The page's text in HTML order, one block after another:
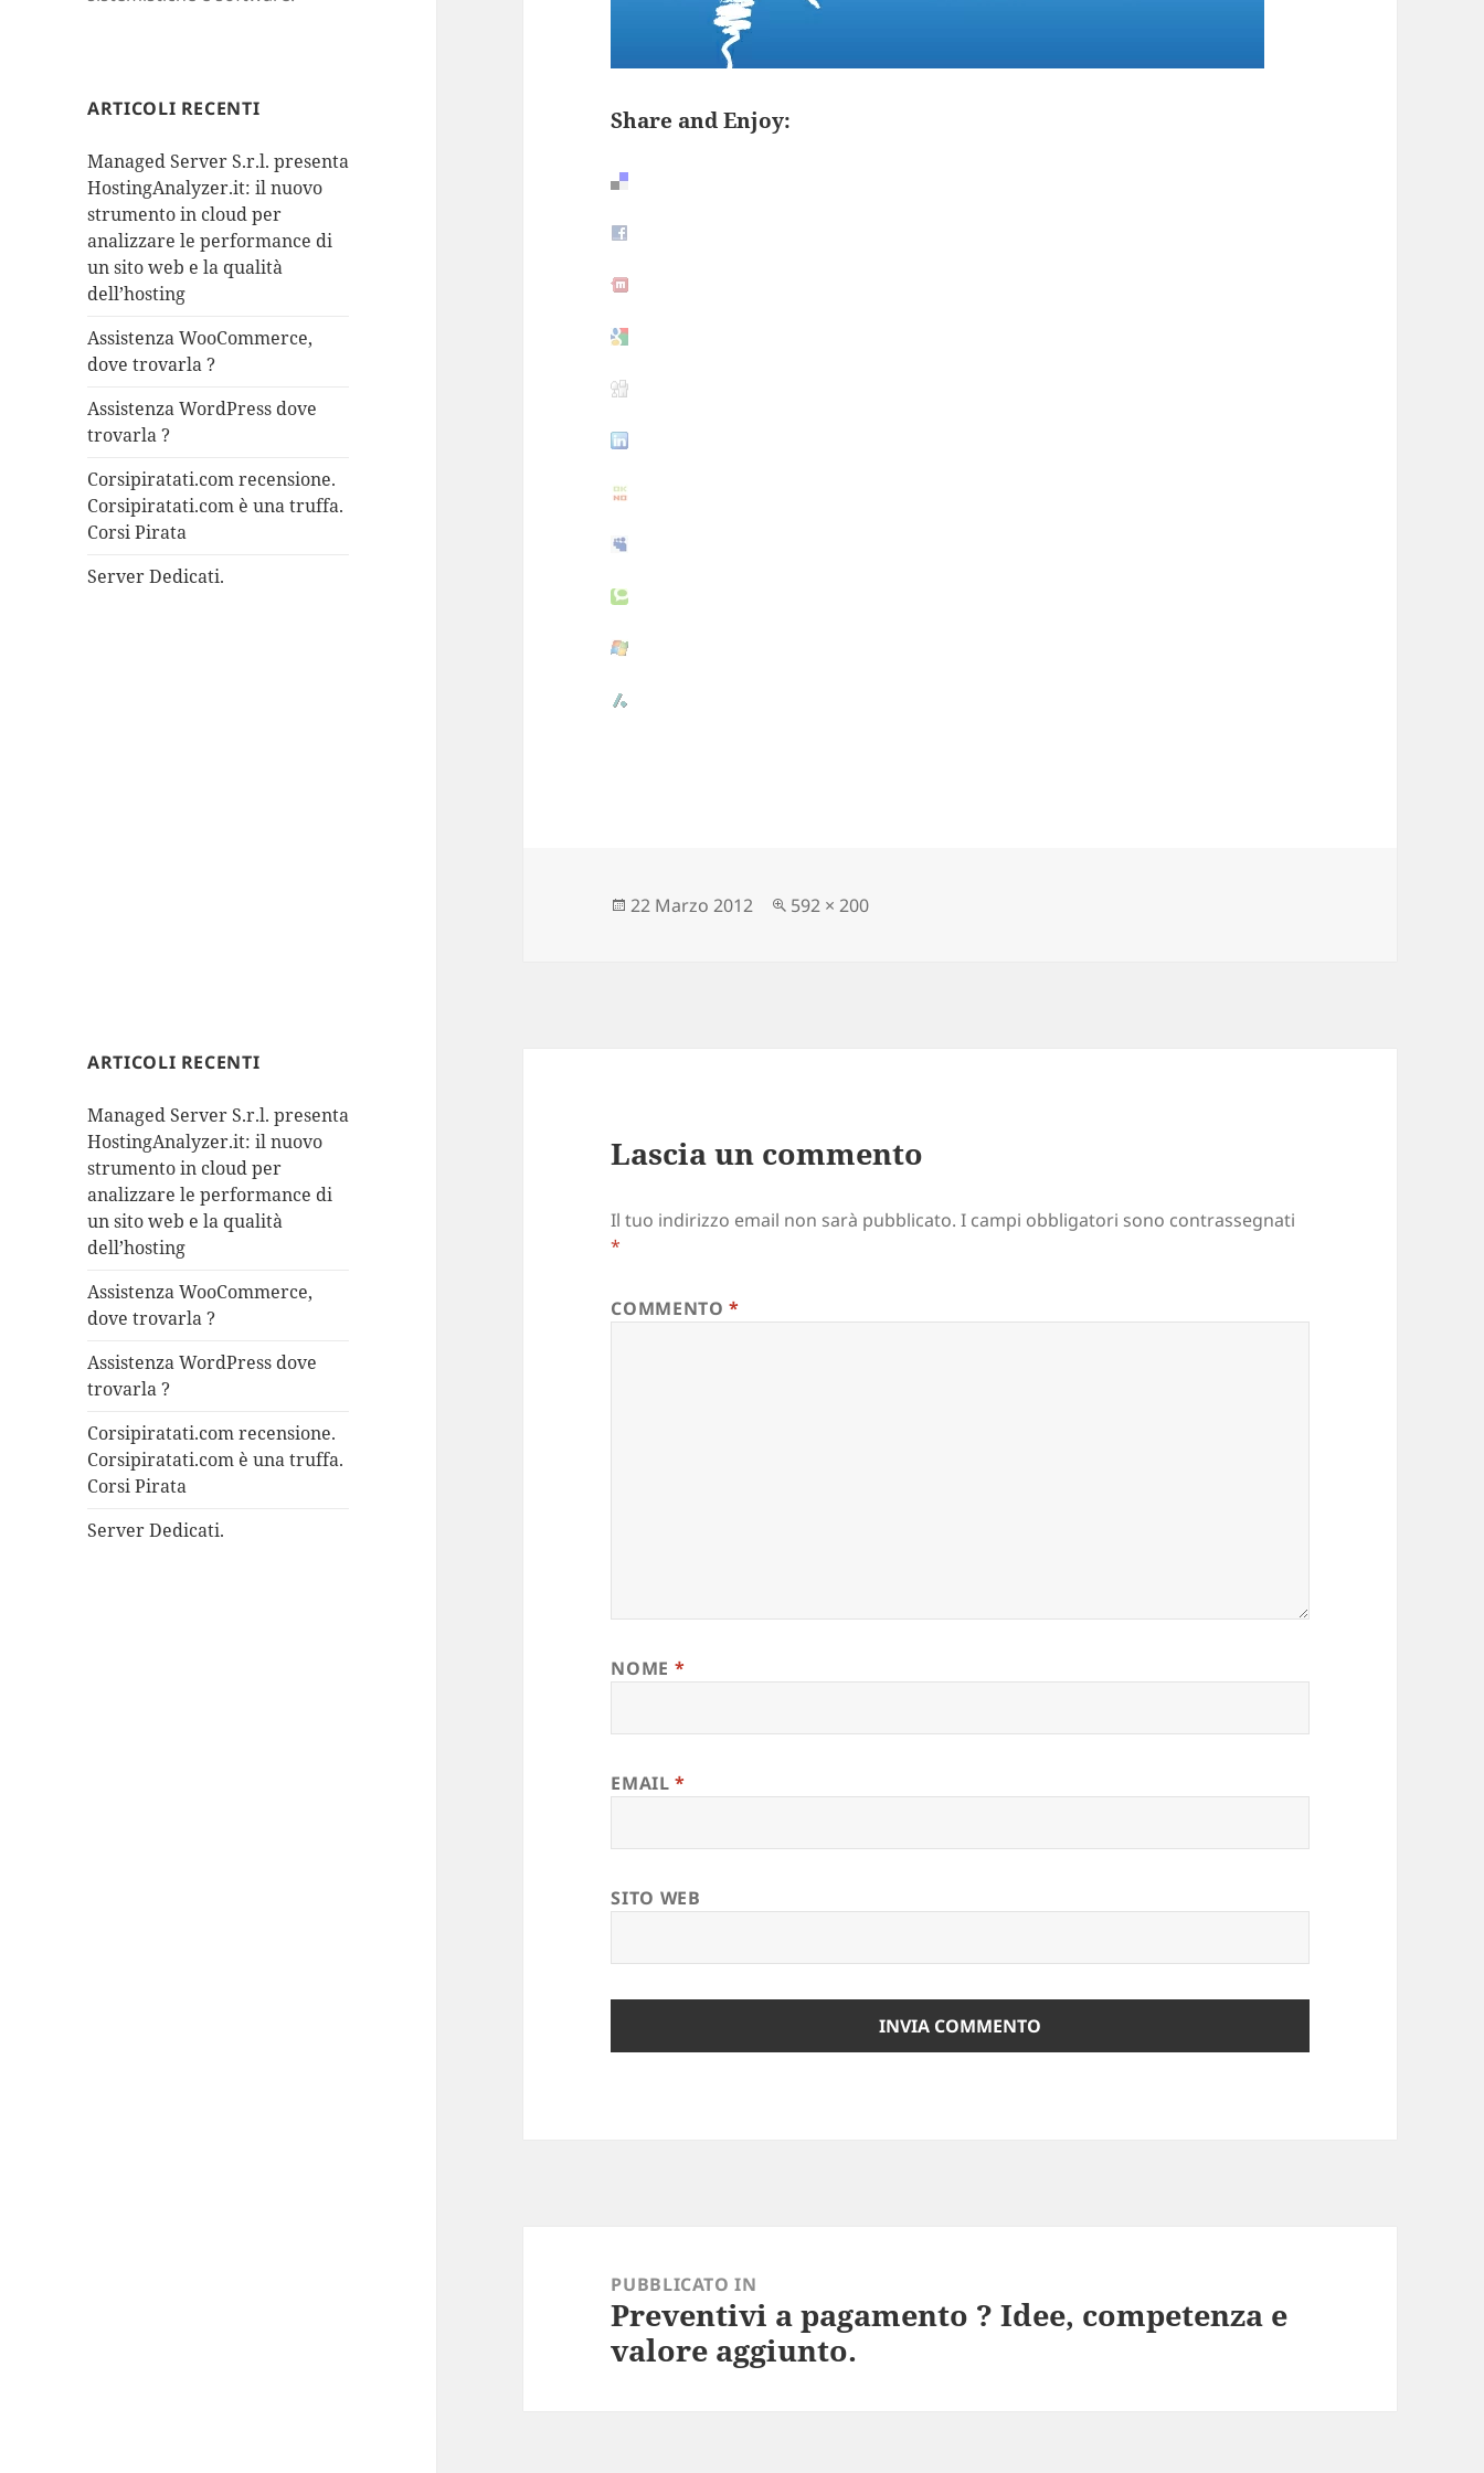
ARTICOLI RECENTI
Managed Server S.r.l. presenta
HostingAnalyzer.it: il nuovo
strumento in cloud per
analizzare le performance di
un sito web e la qualità
dell’hosting
Assistenza WooCommerce,
dove trovarla ?
Assistenza WordPress dove
trovarla ?
Corsipiratati.com recensione.
Corsipiratati.com è una truffa.
Corsi Pirata
Server Dedicati.
ARTICOLI RECENTI
Managed Server S.r.l. presenta
HostingAnalyzer.it: il nuovo
strumento in cloud per
analizzare le performance di
un sito web e la qualità
dell’hosting
Assistenza WooCommerce,
dove trovarla ?
Assistenza WordPress dove
trovarla ?
Corsipiratati.com recensione.
Corsipiratati.com è una truffa.
Corsi Pirata
Server Dedicati.
Share and Enjoy:
Scritto
22 Marzo 2012
Dimensione
592 × 200
Lascia un commento
Il tuo indirizzo email non sarà pubblicato. I campi obbligatori sono contrassegnati
*
COMMENTO*
NOME *
EMAIL*
SITO WEB
PUBBLICATO IN
Preventivi a pagamento ? Idee, competenza e
valore aggiunto.